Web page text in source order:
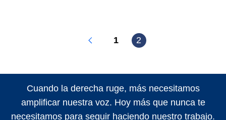
1 2
Cuando la derecha ruge, más necesitamos
amplificar nuestra voz. Hoy más que nunca te
necesitamos para seguir haciendo nuestro trabajo.